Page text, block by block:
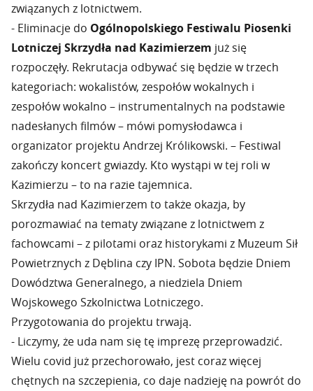
związanych z lotnictwem.
- Eliminacje do Ogólnopolskiego Festiwalu Piosenki
Lotniczej Skrzydła nad Kazimierzem już się
rozpoczęły. Rekrutacja odbywać się będzie w trzech
kategoriach: wokalistów, zespołów wokalnych i
zespołów wokalno – instrumentalnych na podstawie
nadesłanych filmów – mówi pomysłodawca i
organizator projektu Andrzej Królikowski. – Festiwal
zakończy koncert gwiazdy. Kto wystąpi w tej roli w
Kazimierzu – to na razie tajemnica.
Skrzydła nad Kazimierzem to także okazja, by
porozmawiać na tematy związane z lotnictwem z
fachowcami – z pilotami oraz historykami z Muzeum Sił
Powietrznych z Dęblina czy IPN. Sobota będzie Dniem
Dowództwa Generalnego, a niedziela Dniem
Wojskowego Szkolnictwa Lotniczego.
Przygotowania do projektu trwają.
- Liczymy, że uda nam się tę imprezę przeprowadzić.
Wielu covid już przechorowało, jest coraz więcej
chętnych na szczepienia, co daje nadzieję na powrót do